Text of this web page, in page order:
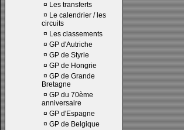
¤ Les transferts
¤ Le calendrier / les
circuits
¤ Les classements
¤ GP d'Autriche
¤ GP de Styrie
¤ GP de Hongrie
¤ GP de Grande
Bretagne
¤ GP du 70ème
anniversaire
¤ GP d'Espagne
¤ GP de Belgique